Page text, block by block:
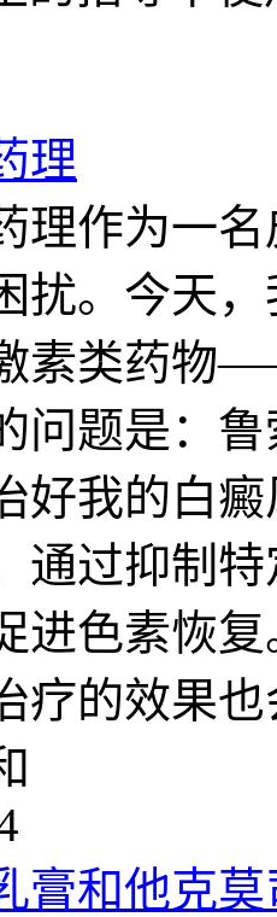
理
理作为一
扰。今天
素类药物
问题是：
好我的白
通过抑制
进色素恢
疗的效果
膏和他克